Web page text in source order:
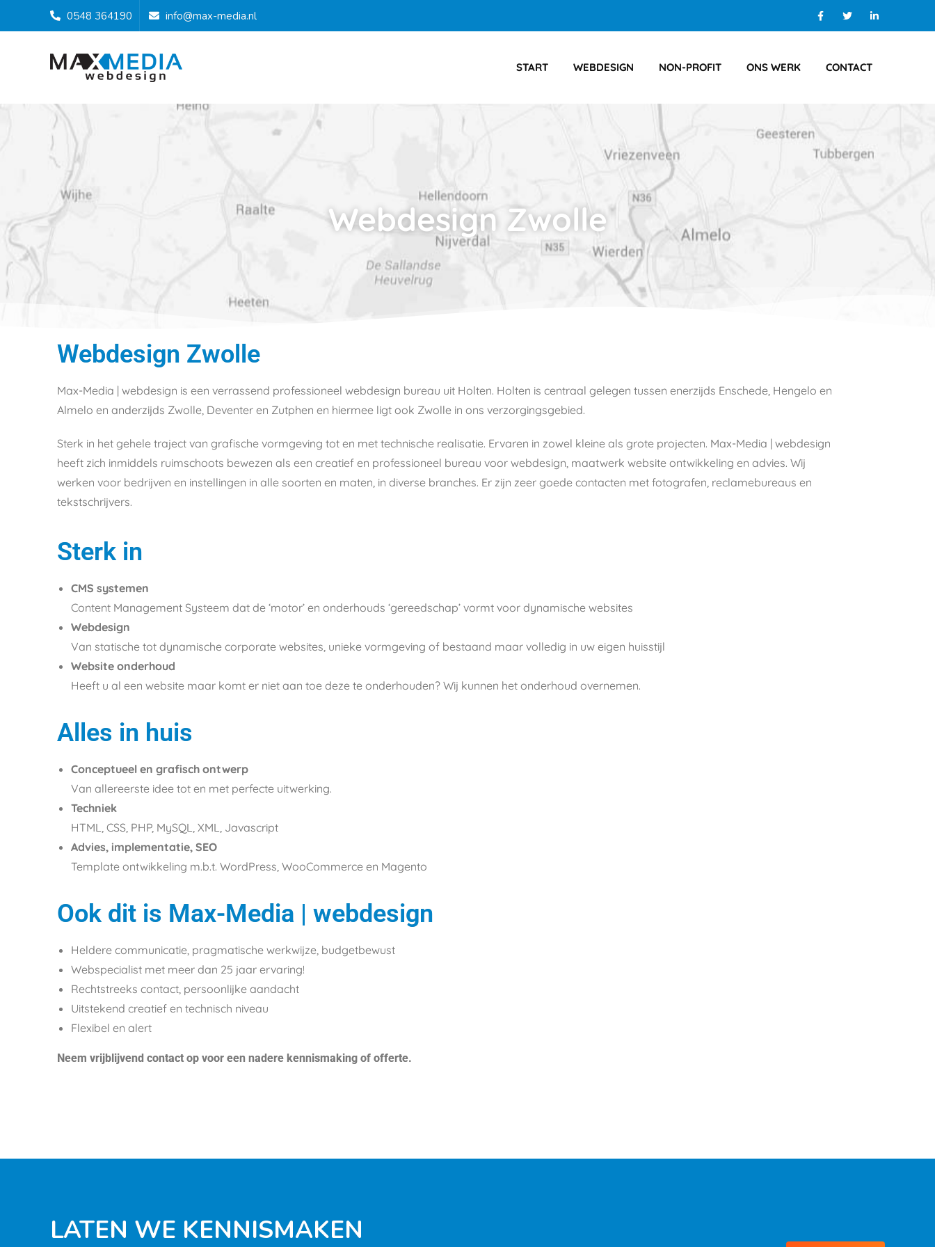
0548 364190 info@max-media.nl
START WEBDESIGN NON-PROFIT ONS WERK CONTACT
Webdesign Zwolle
Webdesign Zwolle
Max-Media | webdesign is een verrassend professioneel webdesign bureau uit Holten. Holten is centraal gelegen tussen enerzijds Enschede, Hengelo en
Almelo en anderzijds Zwolle, Deventer en Zutphen en hiermee ligt ook Zwolle in ons verzorgingsgebied.
Sterk in het gehele traject van grafische vormgeving tot en met technische realisatie. Ervaren in zowel kleine als grote projecten. Max-Media | webdesign
heeft zich inmiddels ruimschoots bewezen als een creatief en professioneel bureau voor webdesign, maatwerk website ontwikkeling en advies. Wij
werken voor bedrijven en instellingen in alle soorten en maten, in diverse branches. Er zijn zeer goede contacten met fotografen, reclamebureaus en
tekstschrijvers.
Sterk in
CMS systemen
Content Management Systeem dat de ‘motor’ en onderhouds ‘gereedschap’ vormt voor dynamische websites
Webdesign
Van statische tot dynamische corporate websites, unieke vormgeving of bestaand maar volledig in uw eigen huisstijl
Website onderhoud
Heeft u al een website maar komt er niet aan toe deze te onderhouden? Wij kunnen het onderhoud overnemen.
Alles in huis
Conceptueel en grafisch ontwerp
Van allereerste idee tot en met perfecte uitwerking.
Techniek
HTML, CSS, PHP, MySQL, XML, Javascript
Advies, implementatie, SEO
Template ontwikkeling m.b.t. WordPress, WooCommerce en Magento
Ook dit is Max-Media | webdesign
Heldere communicatie, pragmatische werkwijze, budgetbewust
Webspecialist met meer dan 25 jaar ervaring!
Rechtstreeks contact, persoonlijke aandacht
Uitstekend creatief en technisch niveau
Flexibel en alert
Neem vrijblijvend contact op voor een nadere kennismaking of offerte.
LATEN WE KENNISMAKEN